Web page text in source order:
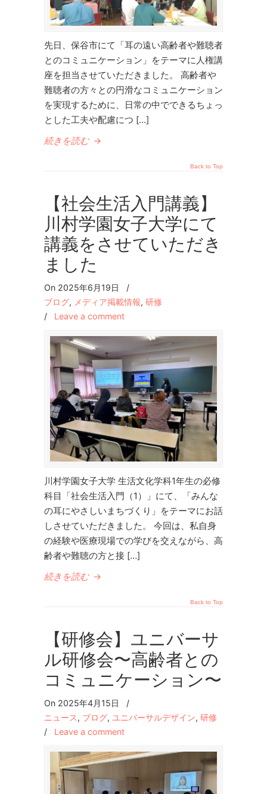
先日、保谷市にて「耳の遠い高齢者や難聴者
とのコミュニケーション」をテーマに人権講
座を担当させていただきました。 高齢者や
難聴者の方々との円滑なコミュニケーション
を実現するために、日常の中でできるちょっ
とした工夫や配慮につ […]
続きを読む →
Back to Top
【社会生活入門講義】
川村学園女子大学にて
講義をさせていただき
ました
On 2025年6月19日
/
ブログ, メディア掲載情報, 研修
/ Leave a comment
川村学園女子大学 生活文化学科1年生の必修
科目「社会生活入門（1）」にて、「みんな
の耳にやさしいまちづくり」をテーマにお話
しさせていただきました。 今回は、私自身
の経験や医療現場での学びを交えながら、高
齢者や難聴の方と接 […]
続きを読む →
Back to Top
【研修会】ユニバーサ
ル研修会〜高齢者との
コミュニケーション〜
On 2025年4月15日
/
ニュース, ブログ, ユニバーサルデザイン, 研修
/ Leave a comment